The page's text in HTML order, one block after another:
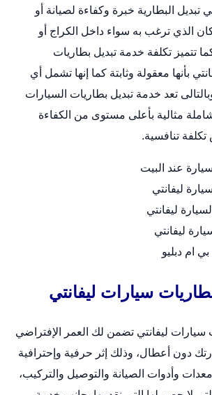
تبديل البطارية خبرة وكفاءة لصيانة أو
الذي ترغب به سواء داخل الكراج أو
تتميز تكلفة خدمة تبديل بطاريات
بأنها معقولة وثابتة كما إنها تشمل أي
تعد خدمة تبديل بطاريات السيارات
مثالية بأعلى مستوى من الكفاءة
تكلفة تنافسية.
عند البيت
ليفانتي
ليفانتي
ليفانتي
ام دبليو
سيارات ليفانتي
سيارات ليفانتي تضمن لك العمر الإفتراضي
دون أعطال، وذلك إثر حرفية وإحترافية
وأدوات الصيانة والتوصيل والتركيب،